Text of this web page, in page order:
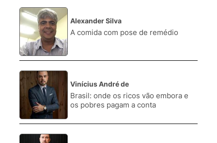
1.
Alexander Silva
A comida com pose de remédio
Vinícius André de
Brasil: onde os ricos vão embora e
os pobres pagam a conta